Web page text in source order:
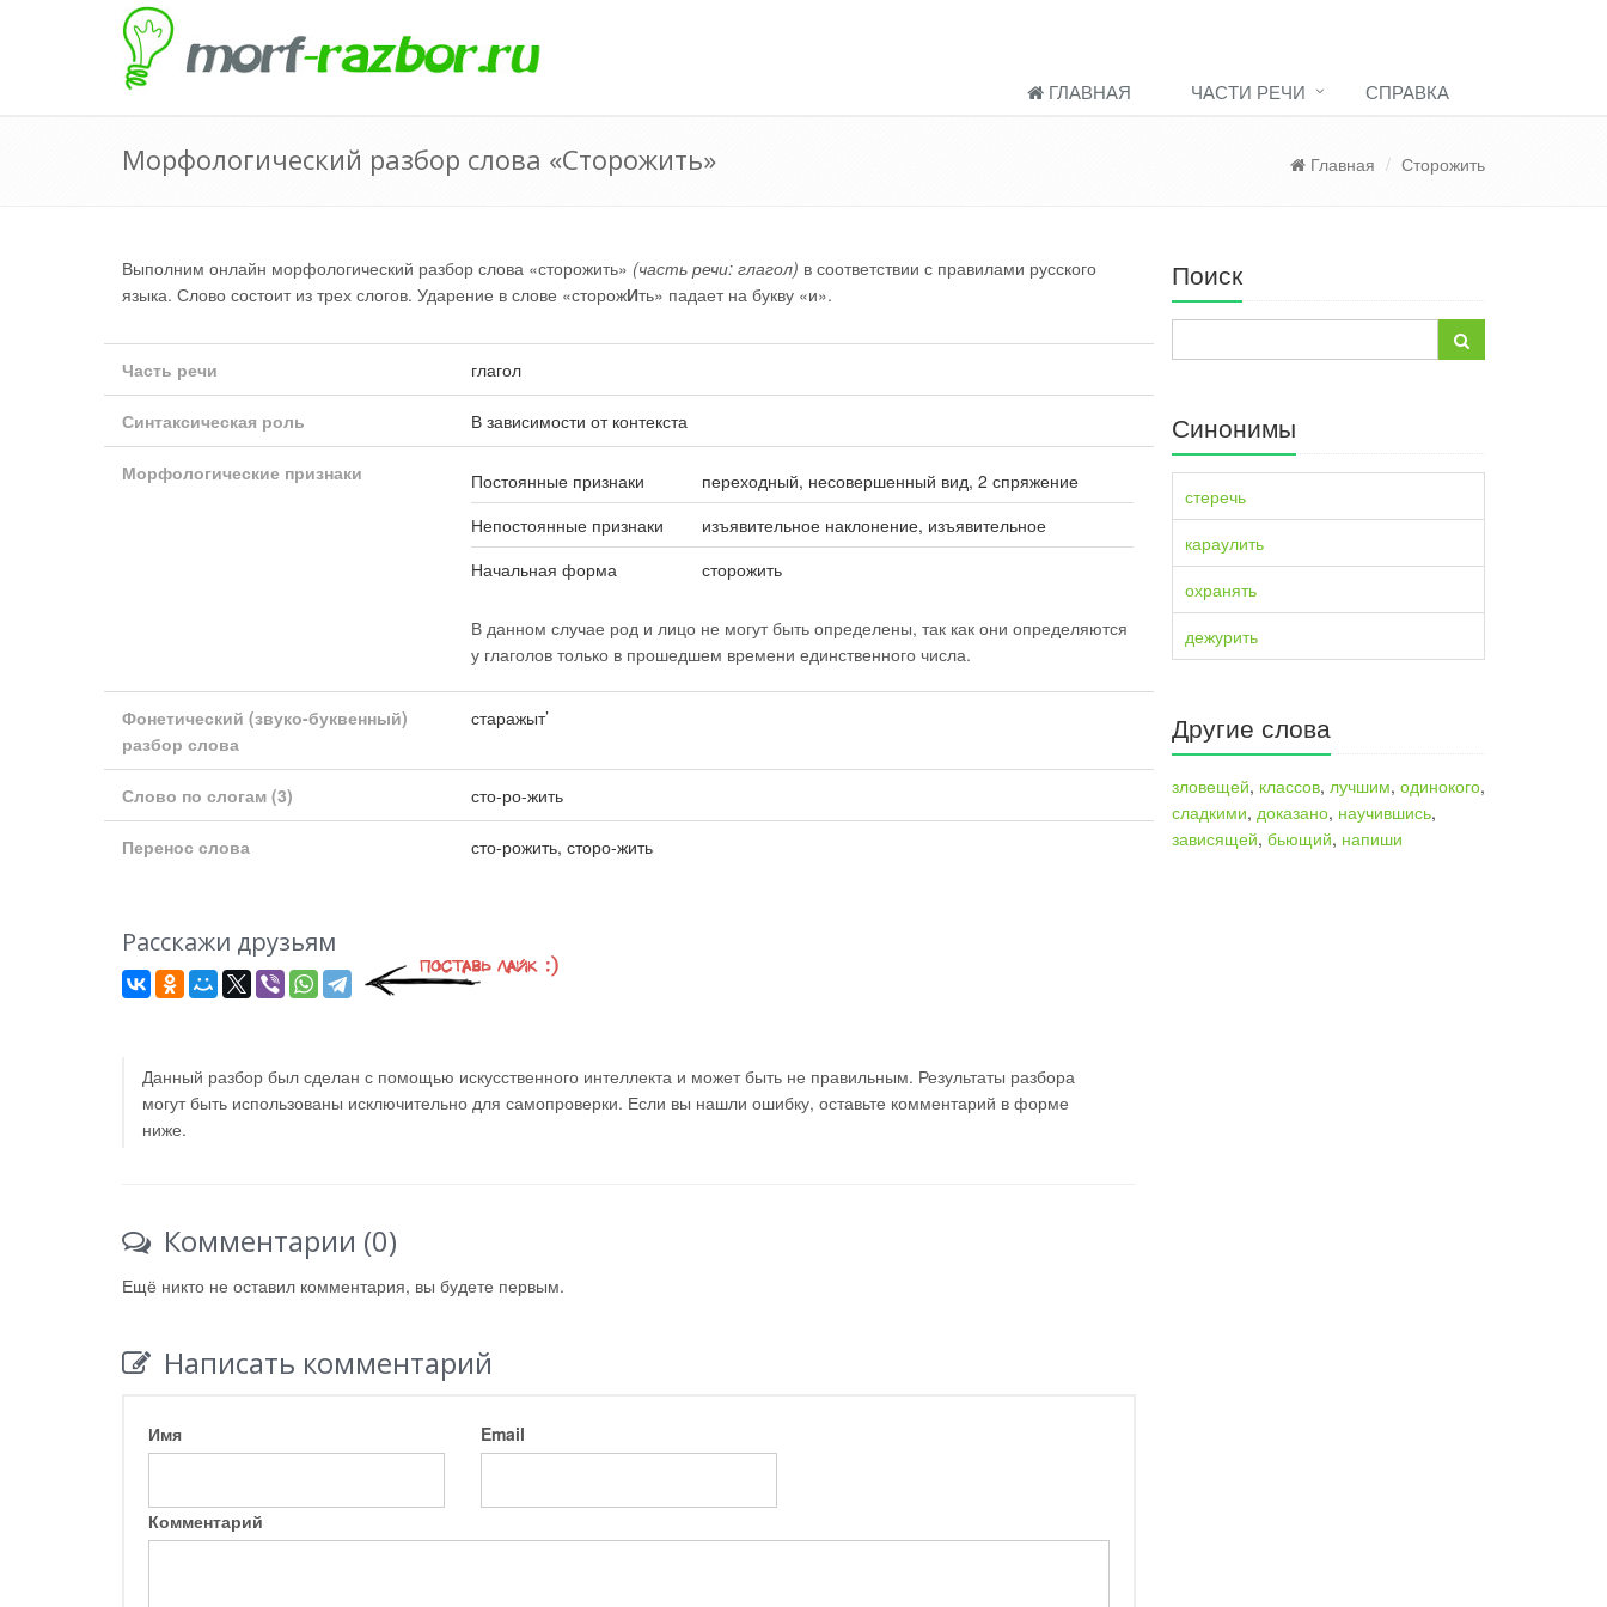
ГЛАВНАЯ ЧАСТИ РЕЧИ СПРАВКА
Морфологический разбор слова «Сторожить» Главная Сторожить
Выполним онлайн морфологический разбор слова «сторожить» (часть речи: глагол) в соответствии с правилами русского
языка. Слово состоит из трех слогов. Ударение в слове «сторожИть» падает на букву «и».
Часть речи глагол
Синтаксическая роль В зависимости от контекста
Морфологические признаки Постоянные признаки
переходный, несовершенный вид, 2 спряжение
Непостоянные признаки
изъявительное наклонение, изъявительное
Начальная форма
сторожить
В данном случае род и лицо не могут быть определены, так как они определяются
у глаголов только в прошедшем времени единственного числа.
Фонетический (звуко-буквенный)
разбор слова
старажыт’
Слово по слогам (3) сто-ро-жить
Перенос слова сто-рожить, сторо-жить
Расскажи друзьям
Данный разбор был сделан с помощью искусственного интеллекта и может быть не правильным. Результаты разбора
могут быть использованы исключительно для самопроверки. Если вы нашли ошибку, оставьте комментарий в форме
ниже.
Комментарии (0)
Ещё никто не оставил комментария, вы будете первым.
Написать комментарий
Имя Email
Комментарий
Поиск
Синонимы
стеречь
караулить
охранять
дежурить
Другие слова
зловещей, классов, лучшим, одинокого,
сладкими, доказано, научившись,
зависящей, бьющий, напиши